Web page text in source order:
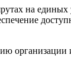
на единых
организации